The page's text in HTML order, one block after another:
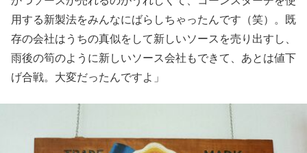
用する新製法をみんなにばらしちゃったんです（笑）。既
存の会社はうちの真似をして新しいソースを売り出すし、
雨後の筍のように新しいソース会社もできて、あとは値下
げ合戦。大変だったんですよ」